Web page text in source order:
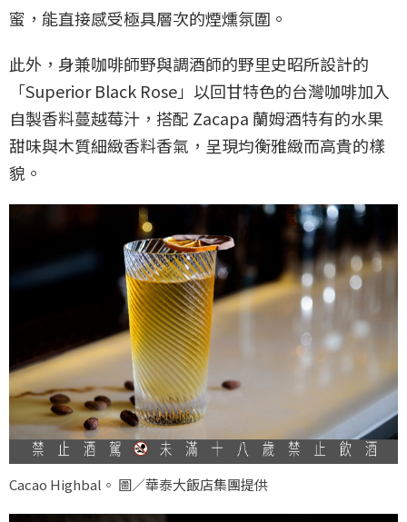
蜜，能直接感受極具層次的煙燻氛圍。
此外，身兼咖啡師野與調酒師的野里史昭所設計的
「Superior Black Rose」以回甘特色的台灣咖啡加入
自製香料蔓越莓汁，搭配 Zacapa 蘭姆酒特有的水果
甜味與木質細緻香料香氣，呈現均衡雅緻而高貴的樣
貌。
Cacao Highbal。 圖／華泰大飯店集團提供